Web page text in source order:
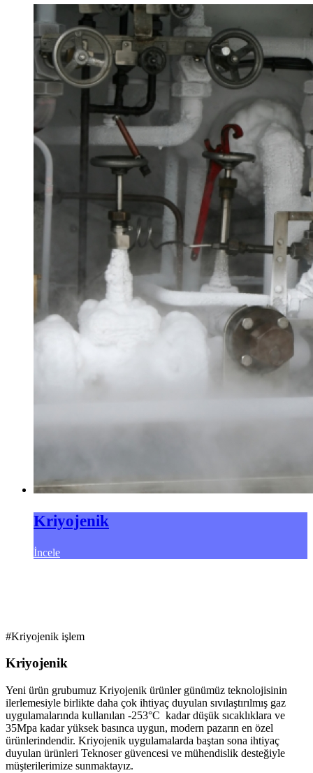
Kriyojenik
İncele
#Kriyojenik işlem
Kriyojenik
Yeni ürün grubumuz Kriyojenik ürünler günümüz teknolojisinin
ilerlemesiyle birlikte daha çok ihtiyaç duyulan sıvılaştırılmış gaz
uygulamalarında kullanılan -253°C kadar düşük sıcaklıklara ve
35Mpa kadar yüksek basınca uygun, modern pazarın en özel
ürünlerindendir. Kriyojenik uygulamalarda baştan sona ihtiyaç
duyulan ürünleri Teknoser güvencesi ve mühendislik desteğiyle
müşterilerimize sunmaktayız.